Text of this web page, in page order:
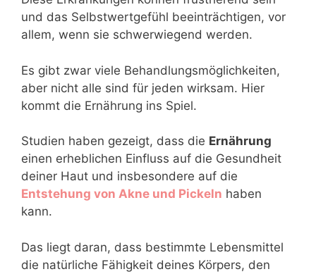
und das Selbstwertgefühl beeinträchtigen, vor
allem, wenn sie schwerwiegend werden.
Es gibt zwar viele Behandlungsmöglichkeiten,
aber nicht alle sind für jeden wirksam. Hier
kommt die Ernährung ins Spiel.
Studien haben gezeigt, dass die Ernährung
einen erheblichen Einfluss auf die Gesundheit
deiner Haut und insbesondere auf die
Entstehung von Akne und Pickeln haben
kann.
Das liegt daran, dass bestimmte Lebensmittel
die natürliche Fähigkeit deines Körpers, den